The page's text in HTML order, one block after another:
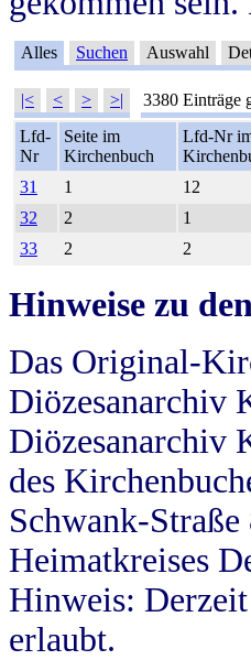
Alles Suchen Auswahl
|< < > >| 3380 Einträge
Lfd-
Nr
Seite im
Kirchenbuch
Lfd-Nr
31
1 12
32
2 1
33
2 2
Hinweise zu
Das Original-
Diözesanarchiv
Diözesanarchiv
des
Schwank-
Heimatkreises
Hinweis:
erlaubt.